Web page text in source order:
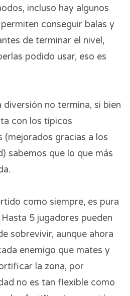
incluso hay algunos
conseguir balas y
de terminar el nivel,
podido usar, eso es
no termina, si bien
con los típicos
(mejorados gracias a los
sabemos que lo que más
como siempre, es pura
5 jugadores pueden
sobrevivir, aunque ahora
enemigo que mates y
la zona, por
no es tan flexible como